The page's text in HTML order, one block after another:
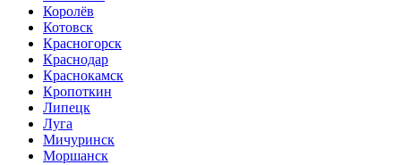
Королёв
Котовск
Красногорск
Краснодар
Краснокамск
Кропоткин
Липецк
Луга
Мичуринск
Моршанск